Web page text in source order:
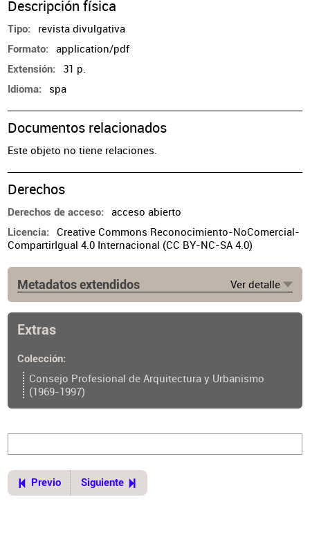
Descripción física
Tipo revista divulgativa
Formato application/pdf
Extensión 31 p.
Idioma spa
Documentos relacionados
Este objeto no tiene relaciones.
Derechos
Derechos de acceso acceso abierto
Licencia
Creative Commons Reconocimiento-NoComercial-
CompartirIgual 4.0 Internacional (CC BY-NC-SA 4.0)
Metadatos extendidos Ver detalle
Buenos Aires
Ubicación del original
ui=2&recno=18707&id=CPAU.2.18707
Extras
Colección
Consejo Profesional de Arquitectura y Urbanismo
(1969-1997)
Previo Siguiente